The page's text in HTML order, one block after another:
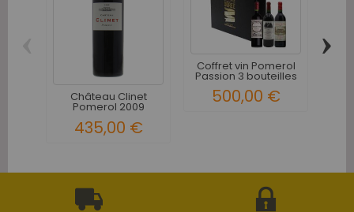
Château Clinet
Pomerol 2009
435,00 €
Coffret vin Pomerol
Passion 3 bouteilles
500,00 €
›